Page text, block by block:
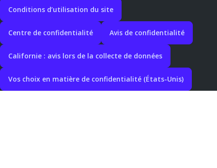
Conditions d’utilisation du site
Centre de confidentialité Avis de confidentialité
Californie : avis lors de la collecte de données
Vos choix en matière de confidentialité (États-Unis)